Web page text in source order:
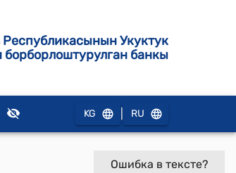
Укуктук
банкы
KG RU
Ошибка в тексте?